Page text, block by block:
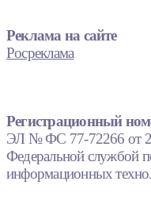
Реклама на сайте
Росреклама
Регистрационный
ЭЛ № ФС 77-72266 от
Федеральной службой
информационных